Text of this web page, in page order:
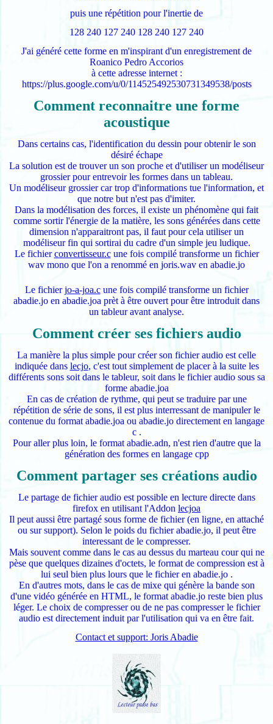
puis une répétition pour l'inertie de
128 240 127 240 128 240 127 240
J'ai généré cette forme en m'inspirant d'un enregistrement de
Roanico Pedro Accorios
à cette adresse internet :
https://plus.google.com/u/0/114525492530731349538/posts
Comment reconnaitre une forme
acoustique
Dans certains cas, l'identification du dessin pour obtenir le son
désiré échape
La solution est de trouver un son proche et d'utiliser un modéliseur
grossier pour entrevoir les formes dans un tableau.
Un modéliseur grossier car trop d'informations tue l'information, et
que notre but n'est pas d'imiter.
Dans la modélisation des forces, il existe un phénomène qui fait
comme sortir l'énergie de la matière, les sons générées dans cette
dimension n'apparaitront pas, il faut pour cela utiliser un
modéliseur fin qui sortirai du cadre d'un simple jeu ludique.
Le fichierconvertisseur.cune fois compilé transforme un fichier
wav mono que l'on a renommé en joris.wav en abadie.jo
Le fichierjo-a-joa.cune fois compilé transforme un fichier
abadie.jo en abadie.joa prèt à être ouvert pour être introduit dans
un tableur avant analyse.
Comment créer ses fichiers audio
La manière la plus simple pour créer son fichier audio est celle
indiquée dans lecjo, c'est tout simplement de placer à la suite les
différents sons soit dans le tableur, soit dans le fichier audio sous sa
forme abadie.joa
En cas de création de rythme, qui peut se traduire par une
répétition de série de sons, il est plus interressant de manipuler le
contenue du format abadie.joa ou abadie.jo directement en langage
c .
Pour aller plus loin, le format abadie.adn, n'est rien d'autre que la
génération des formes en langage cpp
Comment partager ses créations audio
Le partage de fichier audio est possible en lecture directe dans
firefox en utilisant l'Addon lecjoa
Il peut aussi être partagé sous forme de fichier (en ligne, en attaché
ou sur support). Selon le poids du fichier abadie.jo, il peut être
interessant de le compresser.
Mais souvent comme dans le cas au dessus du marteau cour qui ne
pèse que quelques dizaines d'octets, le format de compression est à
lui seul bien plus lours que le fichier en abadie.jo .
En d'autres mots, dans le cas de mixe qui génère la bande son
d'une vidéo générée en HTML, le format abadie.jo reste bien plus
léger. Le choix de compresser ou de ne pas compresser le fichier
audio est directement induit par l'utilisation qui va en être fait.
Contact et support: Joris Abadie